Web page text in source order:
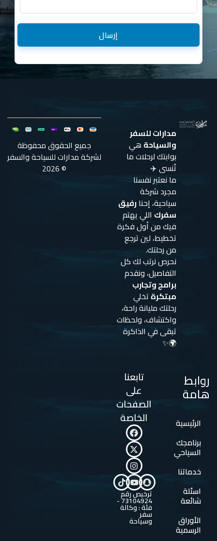
إرسال
مدارات للسفر
والسياحة هي
بوابتك لرحلات ما
تُنسى ✈️
ما نعتبر نفسنا
مجرد شركة
سياحية، إحنارفيق
سفرك اللي يهتم
فيك من أول فكرة
تخطيط، لين ترجع
من رحلتك.
نحرص نرتب لك كل
التفاصيل، ونقدم
برامج وتجارب
مبتكرة تخلي
رحلتك مليانة راحة،
واكتشاف، ولحظات
تبقى في الذاكرة
🌍✨
روابط
هامة
الرئيسية
برنامجك
السياحي
خدماتنا
اسئلة
شائعة
الأوراق
الرسمية
تابعنا
على
الصفحات
الخاصة
ترخيص رقم
73104924 -
فئة : وكالة
سفر
وسياحة
جميع الحقوق محفوظة
لشركة مدارات للسياحة والسفر
© 2026